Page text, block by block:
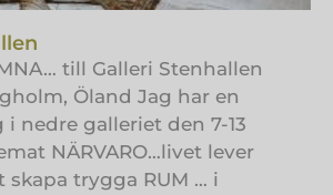
till Galleri Stenhallen
Öland Jag har en
nedre galleriet den 7-13
NÄRVARO…livet lever
skapa trygga RUM … i